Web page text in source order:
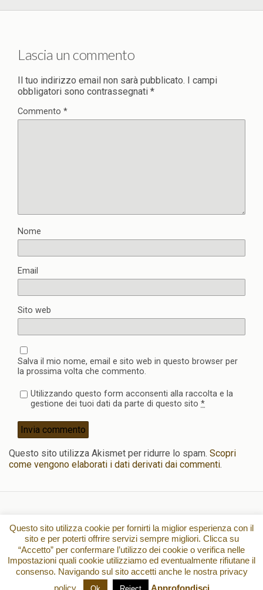
Lascia un commento
Il tuo indirizzo email non sarà pubblicato. I campi
obbligatori sono contrassegnati *
Commento *
Nome
Email
Sito web
Salva il mio nome, email e sito web in questo browser per
la prossima volta che commento.
Utilizzando questo form acconsenti alla raccolta e la
gestione dei tuoi dati da parte di questo sito *
Questo sito utilizza Akismet per ridurre lo spam. Scopri
come vengono elaborati i dati derivati dai commenti.
Torna su
Dispositivo Portatile Pc Desktop
All content Copyright
Questo sito utilizza cookie per fornirti la miglior esperienza con il
sito e per poterti offrire servizi sempre migliori. Clicca su
“Accetto” per confermare l’utilizzo dei cookie o verifica nelle
Impostazioni quali cookie utilizziamo ed eventualmente rifiutane il
consenso. Navigando sul sito accetti anche le nostra privacy
policy.
Approfondisci